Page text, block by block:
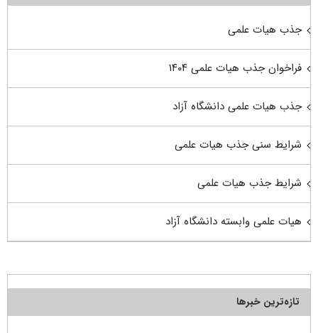
جذب هیات علمی
فراخوان جذب هیات علمی ۱۴۰۴
جذب هیات علمی دانشگاه آزاد
شرایط سنی جذب هیات علمی
شرایط جذب هیات علمی
هیات علمی وابسته دانشگاه آزاد
تازه‌ترین خبرها